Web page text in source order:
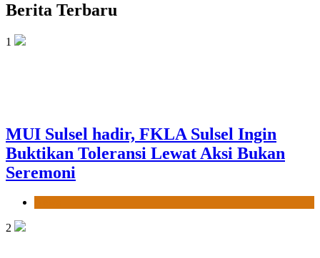
Berita Terbaru
1
MUI Sulsel hadir, FKLA Sulsel Ingin
Buktikan Toleransi Lewat Aksi Bukan
Seremoni
2